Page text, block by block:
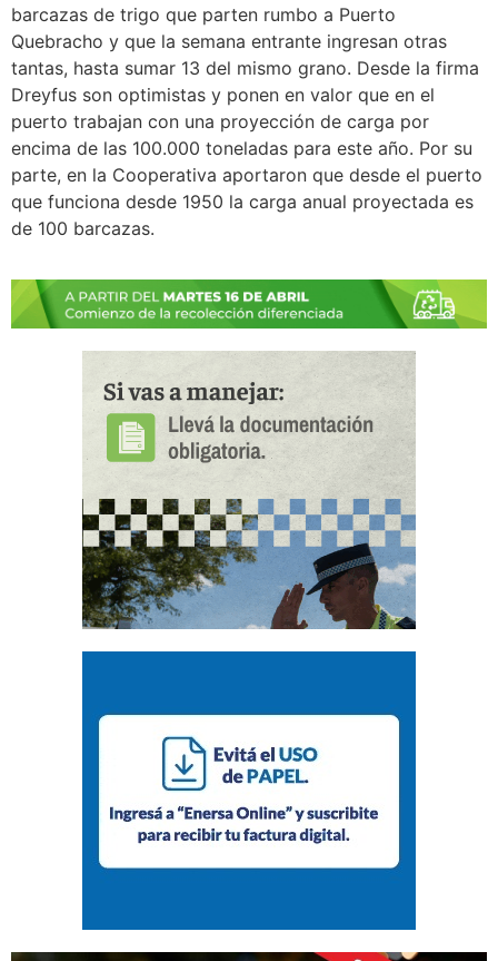
barcazas de trigo que parten rumbo a Puerto
Quebracho y que la semana entrante ingresan otras
tantas, hasta sumar 13 del mismo grano. Desde la firma
Dreyfus son optimistas y ponen en valor que en el
puerto trabajan con una proyección de carga por
encima de las 100.000 toneladas para este año. Por su
parte, en la Cooperativa aportaron que desde el puerto
que funciona desde 1950 la carga anual proyectada es
de 100 barcazas.